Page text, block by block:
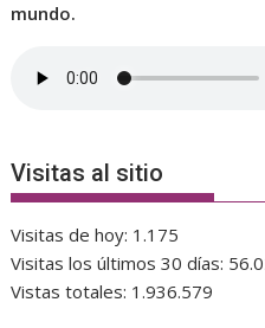
mundo.
Visitas al sitio
Visitas de hoy: 1.175
Visitas los últimos 30 días:
Vistas totales: 1.936.579